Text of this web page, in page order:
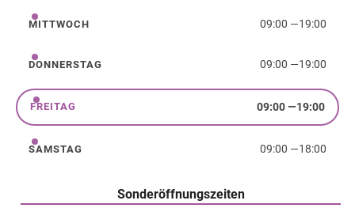
Mittwoch
MITTWOCH 09:00 —19:00
Donnerstag
DONNERSTAG 09:00 —19:00
Freitag
FREITAG 09:00—19:00
Samstag
SAMSTAG 09:00 —18:00
Sonderöffnungszeiten